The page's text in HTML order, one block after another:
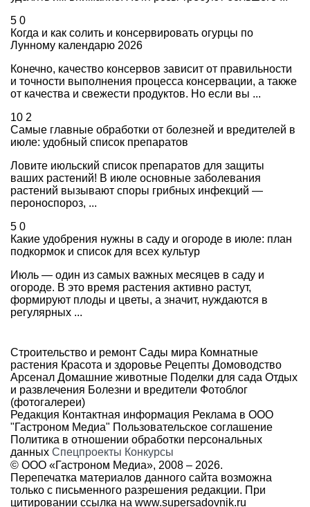
5 0
Когда и как солить и консервировать огурцы по
Лунному календарю 2026
Конечно, качество консервов зависит от правильности
и точности выполнения процесса консервации, а также
от качества и свежести продуктов. Но если вы ...
10 2
Самые главные обработки от болезней и вредителей в
июле: удобный список препаратов
Ловите июльский список препаратов для защиты
ваших растений! В июле основные заболевания
растений вызывают споры грибных инфекций —
пероноспороз, ...
5 0
Какие удобрения нужны в саду и огороде в июле: план
подкормок и список для всех культур
Июль — один из самых важных месяцев в саду и
огороде. В это время растения активно растут,
формируют плоды и цветы, а значит, нуждаются в
регулярных ...
Строительство и ремонт Сады мира Комнатные
растения Красота и здоровье Рецепты Домоводство
Арсенал Домашние животные Поделки для сада Отдых
и развлечения Болезни и вредители Фотоблог
(фотогалереи)
Редакция Контактная информация Реклама в ООО
"Гастроном Медиа" Пользовательское соглашение
Политика в отношении обработки персональных
данных Спецпроекты Конкурсы
© ООО «Гастроном Медиа», 2008 – 2026.
Перепечатка материалов данного сайта возможна
только с письменного разрешения редакции. При
цитировании ссылка на www.supersadovnik.ru